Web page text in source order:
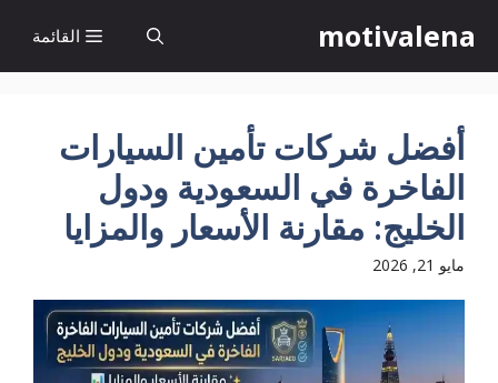
إلى
المحتوى
motivalena القائمة
أفضل شركات تأمين السيارات
الفاخرة في السعودية ودول
الخليج: مقارنة الأسعار والمزايا
مايو 21, 2026